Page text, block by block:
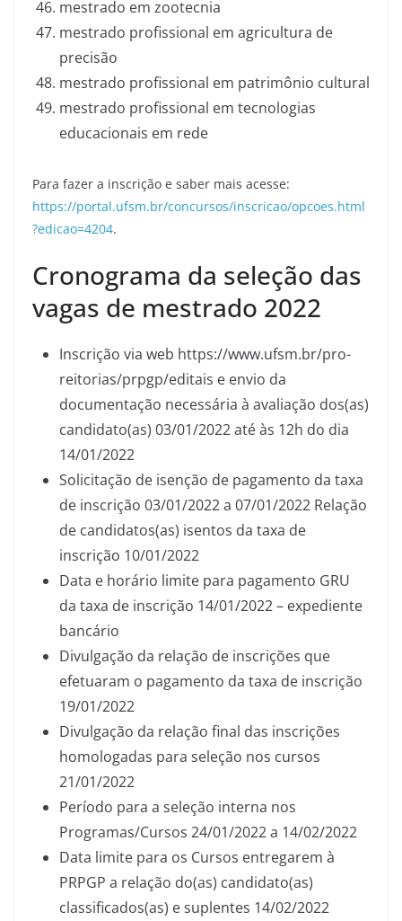
mestrado em zootecnia
mestrado profissional em agricultura de
precisão
mestrado profissional em patrimônio cultural
mestrado profissional em tecnologias
educacionais em rede
Para fazer a inscrição e saber mais acesse:
https://portal.ufsm.br/concursos/inscricao/opcoes.html
?edicao=4204.
Cronograma da seleção das
vagas de mestrado 2022
Inscrição via web https://www.ufsm.br/pro-
reitorias/prpgp/editais e envio da
documentação necessária à avaliação dos(as)
candidato(as) 03/01/2022 até às 12h do dia
14/01/2022
Solicitação de isenção de pagamento da taxa
de inscrição 03/01/2022 a 07/01/2022 Relação
de candidatos(as) isentos da taxa de
inscrição 10/01/2022
Data e horário limite para pagamento GRU
da taxa de inscrição 14/01/2022 – expediente
bancário
Divulgação da relação de inscrições que
efetuaram o pagamento da taxa de inscrição
19/01/2022
Divulgação da relação final das inscrições
homologadas para seleção nos cursos
21/01/2022
Período para a seleção interna nos
Programas/Cursos 24/01/2022 a 14/02/2022
Data limite para os Cursos entregarem à
PRPGP a relação do(as) candidato(as)
classificados(as) e suplentes 14/02/2022